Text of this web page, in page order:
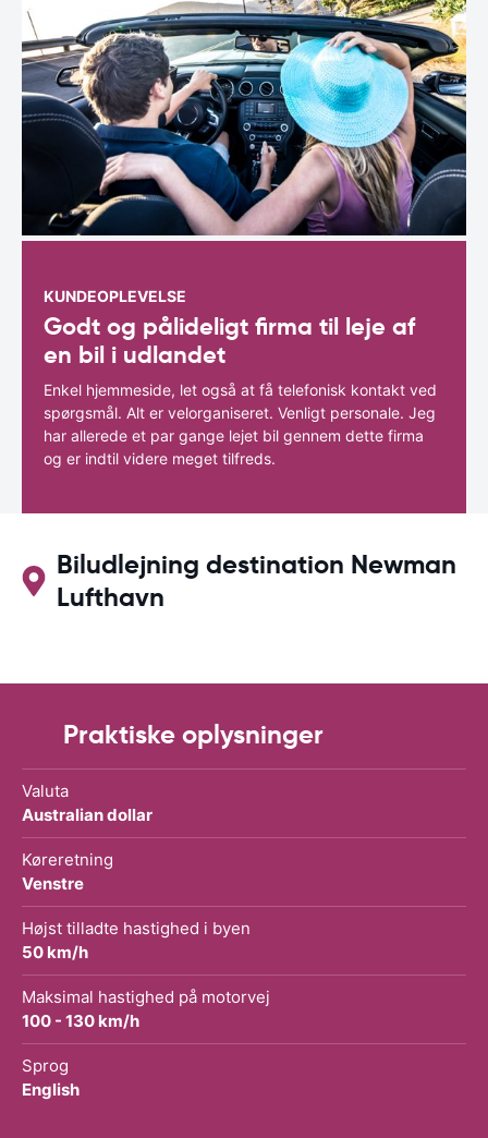
KUNDEOPLEVELSE
Godt og pålideligt firma til leje af
en bil i udlandet
Enkel hjemmeside, let også at få telefonisk kontakt ved
spørgsmål. Alt er velorganiseret. Venligt personale. Jeg
har allerede et par gange lejet bil gennem dette firma
og er indtil videre meget tilfreds.
Biludlejning destination Newman
Lufthavn
Praktiske oplysninger
Valuta
Australian dollar
Køreretning
Venstre
Højst tilladte hastighed i byen
50 km/h
Maksimal hastighed på motorvej
100 - 130 km/h
Sprog
English